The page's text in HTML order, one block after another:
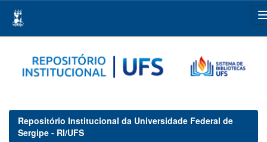
navigation
Repositório Institucional da Universidade Federal de
Sergipe - RI/UFS